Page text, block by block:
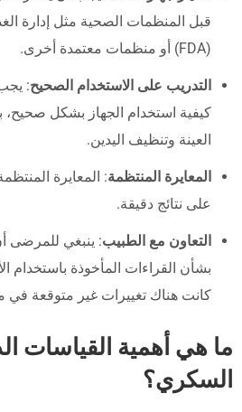
قبل المنظمات الصحية مثل إدارة
(FDA) أو منظمات معتمدة أخرى.
التدريب على الاستخدام الصحيح:
كيفية استخدام الجهاز بشكل
العينة وتنظيف اليدين.
المعايرة المنتظمة: المعايرة
على نتائج دقيقة.
التعاون مع الطبيب: ينبغي للمرضى
بشأن القراءات المأخوذة باستخدام
كانت هناك تغييرات غير متوقعة في
ما هي أهمية القياسات
السكري؟